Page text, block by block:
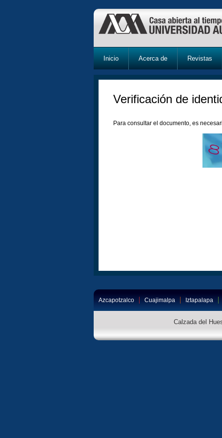
Inicio Acerca de Revistas
Verificación de
Para consultar el documento, es
Azcapotzalco Cuajimalpa Iztapalapa
Calzada del